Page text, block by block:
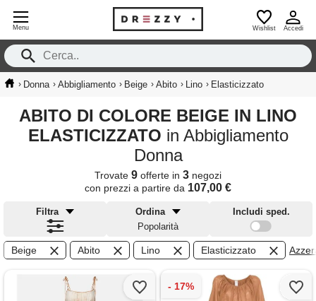
Menu Wishlist Accedi
› Donna › Abbigliamento › Beige › Abito › Lino › Elasticizzato
ABITO DI COLORE BEIGE IN LINO
ELASTICIZZATO in Abbigliamento
Donna
Trovate 9 offerte in 3 negozi
con prezzi a partire da 107,00 €
Filtra
Ordina
Popolarità
Includi sped.
Beige Abito Lino Elasticizzato